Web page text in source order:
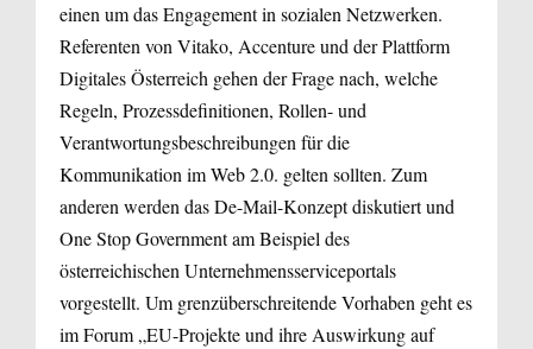
einen um das Engagement in sozialen Netzwerken.
Referenten von Vitako, Accenture und der Plattform
Digitales Österreich gehen der Frage nach, welche
Regeln, Prozessdefinitionen, Rollen- und
Verantwortungsbeschreibungen für die
Kommunikation im Web 2.0. gelten sollten. Zum
anderen werden das De-Mail-Konzept diskutiert und
One Stop Government am Beispiel des
österreichischen Unternehmensserviceportals
vorgestellt. Um grenzüberschreitende Vorhaben geht es
im Forum „EU-Projekte und ihre Auswirkung auf